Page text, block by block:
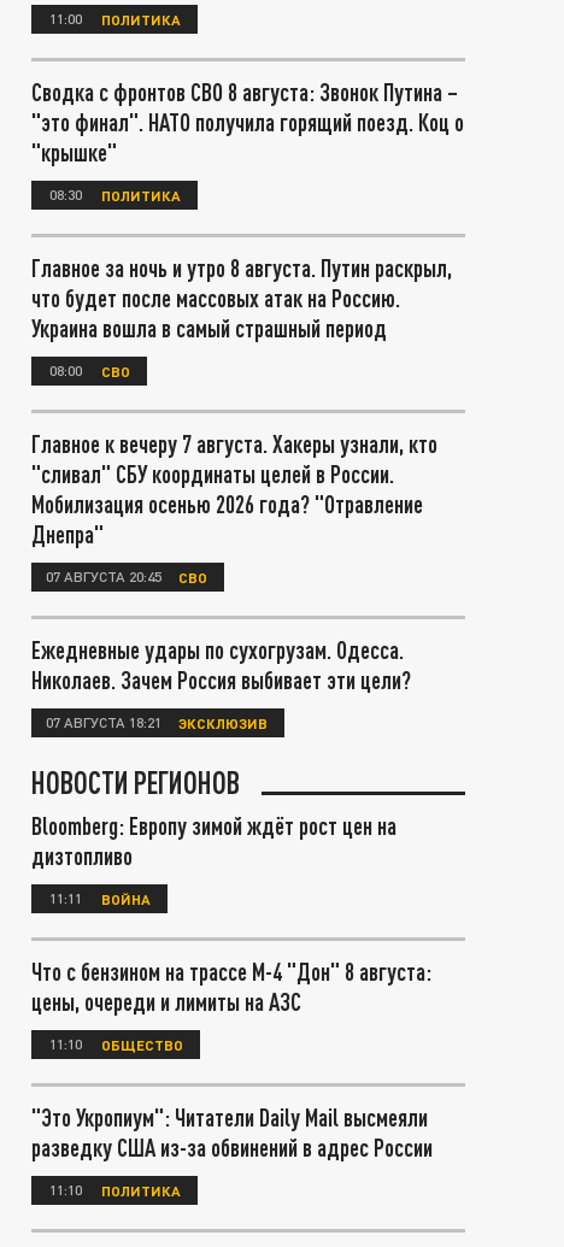
11:00 ПОЛИТИКА
Сводка с фронтов СВО 8 августа: Звонок Путина –
"это финал". НАТО получила горящий поезд. Коц о
"крышке"
08:30 ПОЛИТИКА
Главное за ночь и утро 8 августа. Путин раскрыл,
что будет после массовых атак на Россию.
Украина вошла в самый страшный период
08:00 СВО
Главное к вечеру 7 августа. Хакеры узнали, кто
"сливал" СБУ координаты целей в России.
Мобилизация осенью 2026 года? "Отравление
Днепра"
07 АВГУСТА 20:45 СВО
Ежедневные удары по сухогрузам. Одесса.
Николаев. Зачем Россия выбивает эти цели?
07 АВГУСТА 18:21 ЭКСКЛЮЗИВ
НОВОСТИ РЕГИОНОВ
Bloomberg: Европу зимой ждёт рост цен на
дизтопливо
11:11 ВОЙНА
Что с бензином на трассе М-4 "Дон" 8 августа:
цены, очереди и лимиты на АЗС
11:10 ОБЩЕСТВО
"Это Укропиум": Читатели Daily Mail высмеяли
разведку США из-за обвинений в адрес России
11:10 ПОЛИТИКА